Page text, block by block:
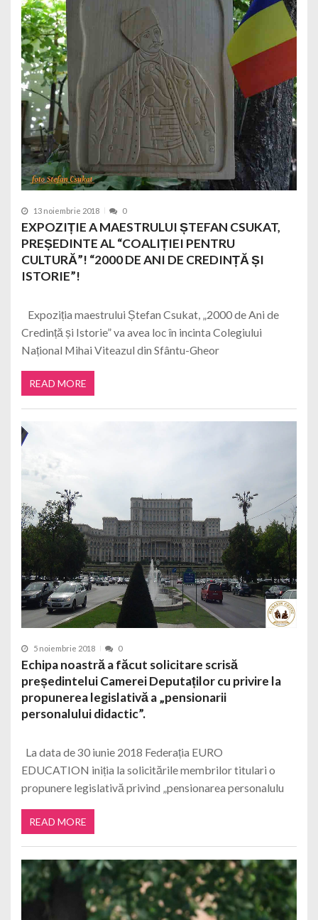
13 noiembrie 2018 0
EXPOZIȚIE A MAESTRULUI ȘTEFAN CSUKAT,
PREȘEDINTE AL “COALIȚIEI PENTRU
CULTURĂ”! “2000 DE ANI DE CREDINȚĂ ȘI
ISTORIE”!
Expoziția maestrului Ștefan Csukat, „2000 de Ani de
Credință și Istorie” va avea loc în incinta Colegiului
Național Mihai Viteazul din Sfântu-Gheor
READ MORE
5 noiembrie 2018 0
Echipa noastră a făcut solicitare scrisă
președintelui Camerei Deputaților cu privire la
propunerea legislativă a „pensionarii
personalului didactic”.
La data de 30 iunie 2018 Federația EURO
EDUCATION iniția la solicitările membrilor titulari o
propunere legislativă privind „pensionarea personalulu
READ MORE